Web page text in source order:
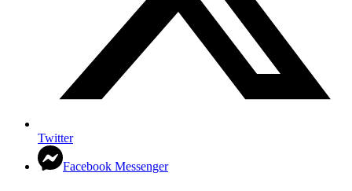
Twitter
Facebook Messenger